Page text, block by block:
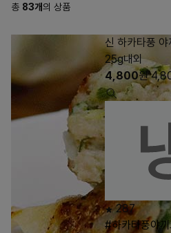
총 83개의 상품
신 하카타풍
25g내외
4,800원
287
#하카타풍야